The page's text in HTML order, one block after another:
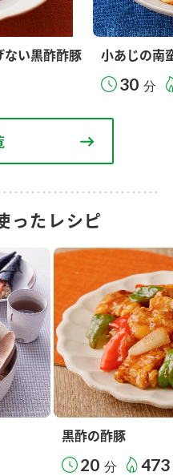
ない黒酢酢豚 小あじの南
30 分
ったレシピ
黒酢の酢豚
20 分 473